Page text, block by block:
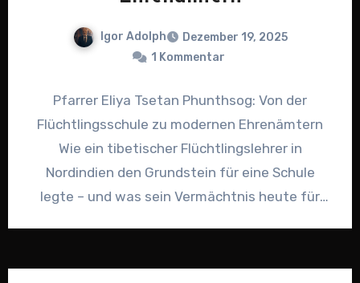
Igor Adolph
Dezember 19, 2025
1 Kommentar
Pfarrer Eliya Tsetan Phunthsog: Von der
Flüchtlingsschule zu modernen Ehrenämtern
Wie ein tibetischer Flüchtlingslehrer in
Nordindien den Grundstein für eine Schule
legte – und was sein Vermächtnis heute für